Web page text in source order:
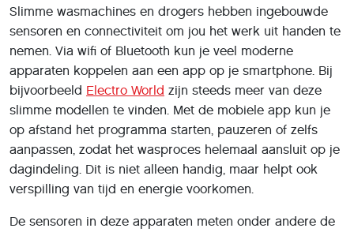
Slimme wasmachines en drogers hebben ingebouwde
sensoren en connectiviteit om jou het werk uit handen te
nemen. Via wifi of Bluetooth kun je veel moderne
apparaten koppelen aan een app op je smartphone. Bij
bijvoorbeeld Electro World zijn steeds meer van deze
slimme modellen te vinden. Met de mobiele app kun je
op afstand het programma starten, pauzeren of zelfs
aanpassen, zodat het wasproces helemaal aansluit op je
dagindeling. Dit is niet alleen handig, maar helpt ook
verspilling van tijd en energie voorkomen.
De sensoren in deze apparaten meten onder andere de